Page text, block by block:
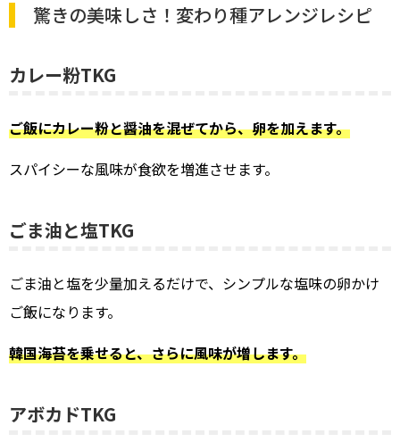
驚きの美味しさ！変わり種アレンジレシピ
カレー粉TKG
ご飯にカレー粉と醤油を混ぜてから、卵を加えます。
スパイシーな風味が食欲を増進させます。
ごま油と塩TKG
ごま油と塩を少量加えるだけで、シンプルな塩味の卵かけ
ご飯になります。
韓国海苔を乗せると、さらに風味が増します。
アボカドTKG